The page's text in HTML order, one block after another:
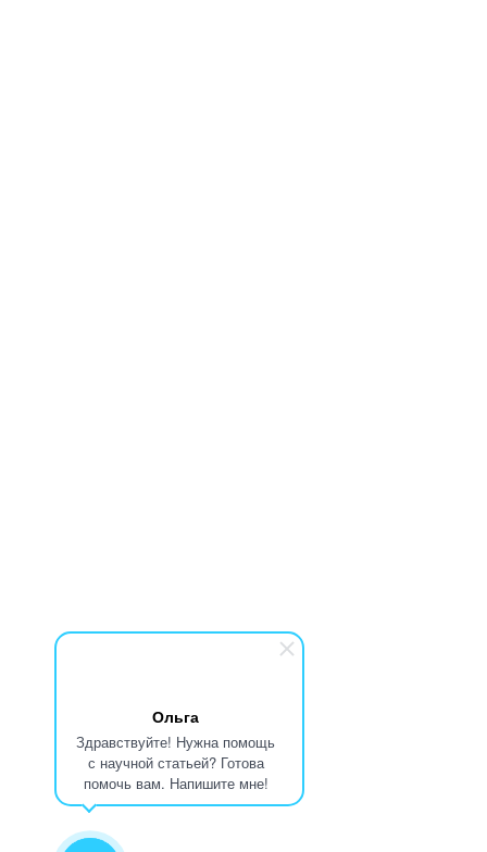
Ольга
Здравствуйте! Нужна помощь
с научной статьей? Готова
помочь вам. Напишите мне!